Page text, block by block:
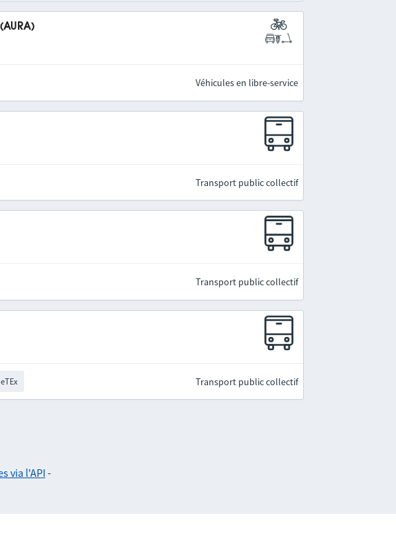
Véhicules en libre-service
Transport public collectif
Transport public collectif
Transport public collectif
via l'API -